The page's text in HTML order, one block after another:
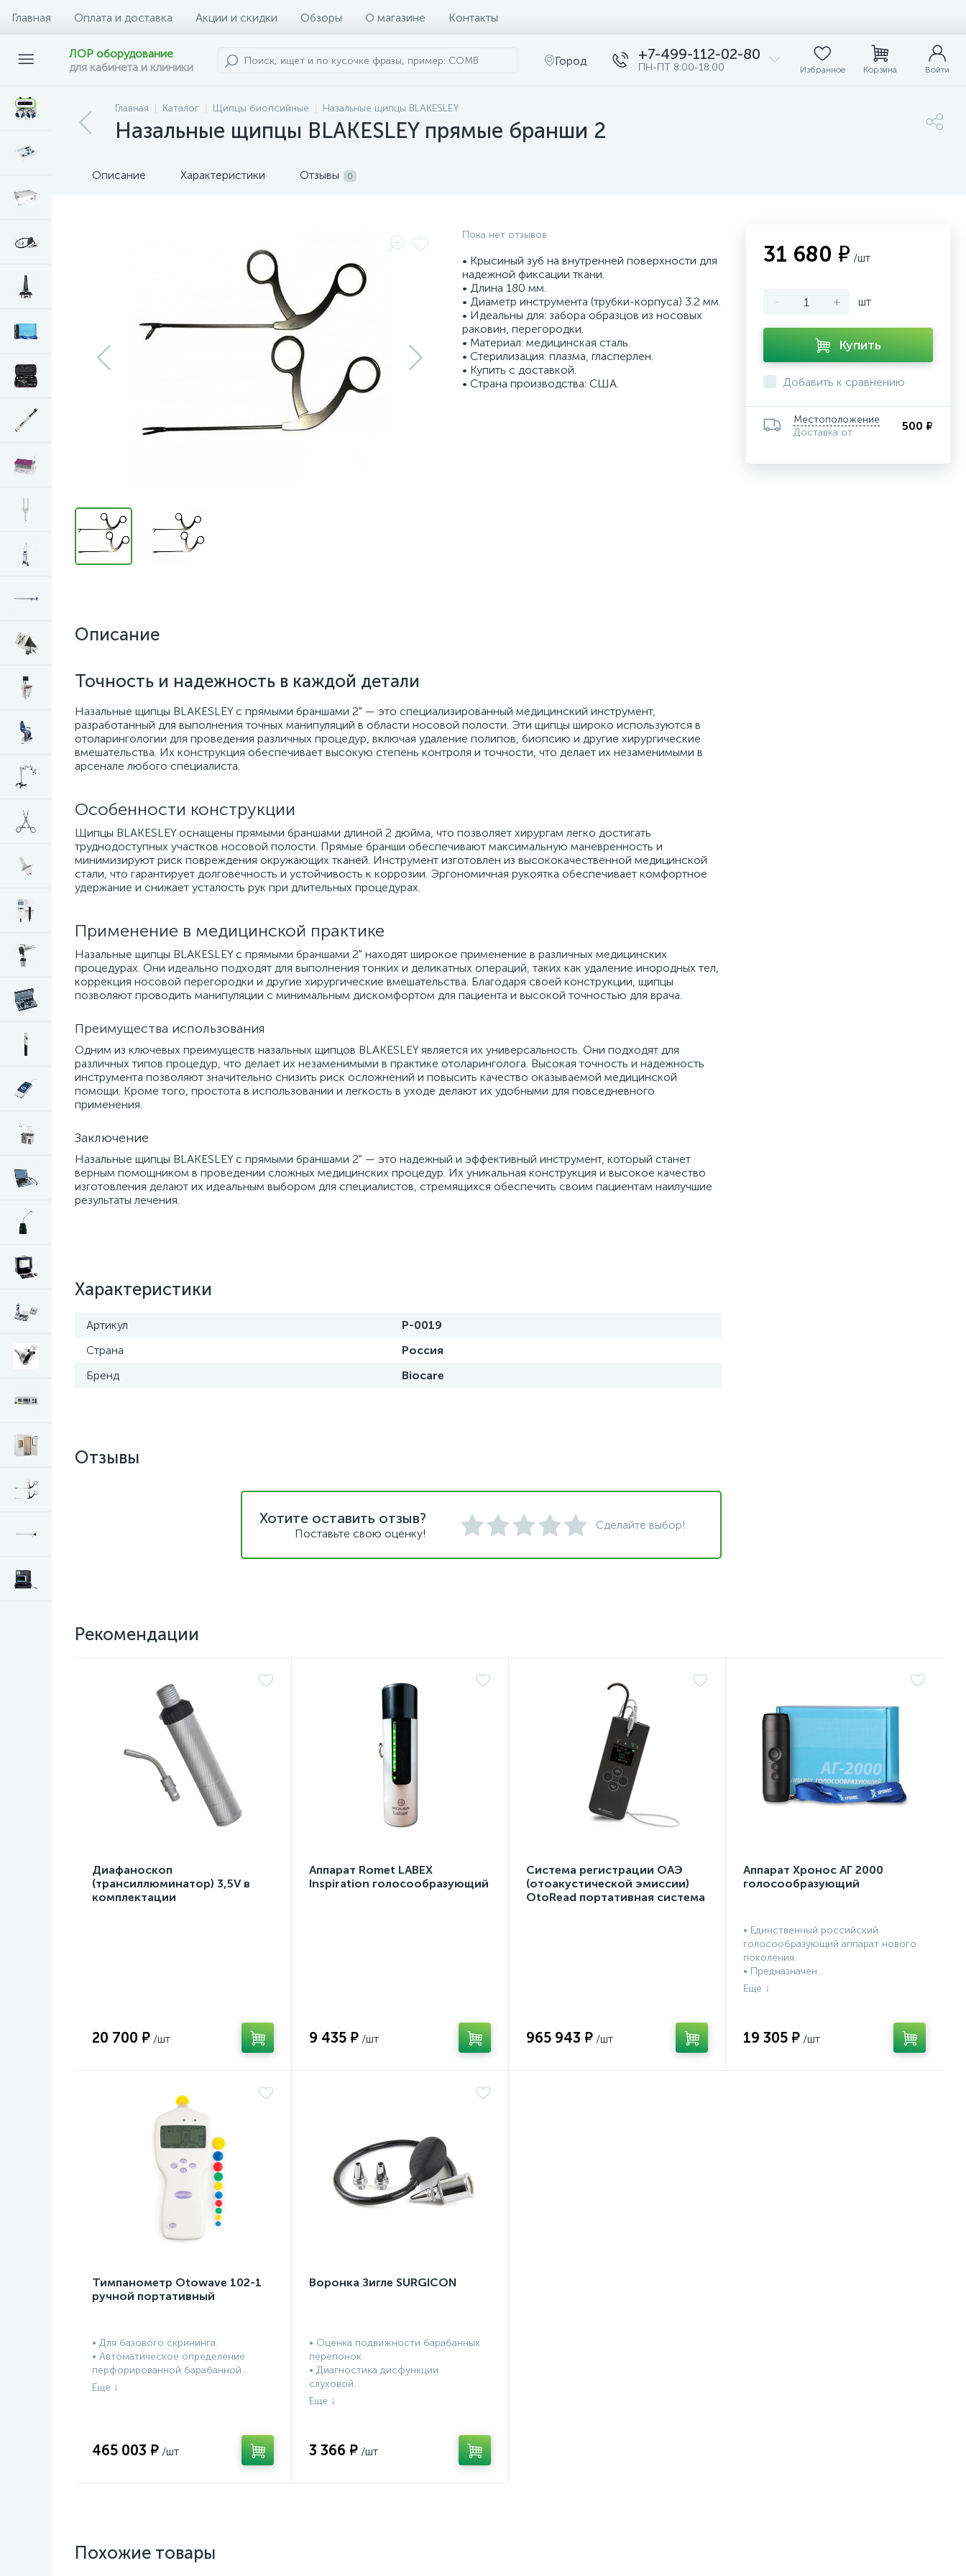
Главная Оплата и доставка Акции и скидки Обзоры О магазине Контакты
ЛОР оборудование
для кабинета и клиники
Город +7-499-112-02-80
ПН-ПТ 8:00-18:00 Избранное Корзина Войти
Главная Каталог Щипцы биопсийные Назальные щипцы BLAKESLEY
Назальные щипцы BLAKESLEY прямые бранши 2
Описание Характеристики Отзывы 0
Пока нет отзывов
• Крысиный зуб на внутренней поверхности для
надежной фиксации ткани.
• Длина 180 мм.
• Диаметр инструмента (трубки-корпуса) 3.2 мм.
• Идеальны для: забора образцов из носовых
раковин, перегородки.
• Материал: медицинская сталь.
• Стерилизация: плазма, гласперлен.
• Купить с доставкой.
• Страна производства: США.
Описание
Точность и надежность в каждой детали
Назальные щипцы BLAKESLEY с прямыми браншами 2" — это специализированный медицинский инструмент,
разработанный для выполнения точных манипуляций в области носовой полости. Эти щипцы широко используются в
отоларингологии для проведения различных процедур, включая удаление полипов, биопсию и другие хирургические
вмешательства. Их конструкция обеспечивает высокую степень контроля и точности, что делает их незаменимыми в
арсенале любого специалиста.
Особенности конструкции
Щипцы BLAKESLEY оснащены прямыми браншами длиной 2 дюйма, что позволяет хирургам легко достигать
труднодоступных участков носовой полости. Прямые бранши обеспечивают максимальную маневренность и
минимизируют риск повреждения окружающих тканей. Инструмент изготовлен из высококачественной медицинской
стали, что гарантирует долговечность и устойчивость к коррозии. Эргономичная рукоятка обеспечивает комфортное
удержание и снижает усталость рук при длительных процедурах.
Применение в медицинской практике
Назальные щипцы BLAKESLEY с прямыми браншами 2" находят широкое применение в различных медицинских
процедурах. Они идеально подходят для выполнения тонких и деликатных операций, таких как удаление инородных тел,
коррекция носовой перегородки и другие хирургические вмешательства. Благодаря своей конструкции, щипцы
позволяют проводить манипуляции с минимальным дискомфортом для пациента и высокой точностью для врача.
Преимущества использования
Одним из ключевых преимуществ назальных щипцов BLAKESLEY является их универсальность. Они подходят для
различных типов процедур, что делает их незаменимыми в практике отоларинголога. Высокая точность и надежность
инструмента позволяют значительно снизить риск осложнений и повысить качество оказываемой медицинской
помощи. Кроме того, простота в использовании и легкость в уходе делают их удобными для повседневного
применения.
Заключение
Назальные щипцы BLAKESLEY с прямыми браншами 2" — это надежный и эффективный инструмент, который станет
верным помощником в проведении сложных медицинских процедур. Их уникальная конструкция и высокое качество
изготовления делают их идеальным выбором для специалистов, стремящихся обеспечить своим пациентам наилучшие
результаты лечения.
Характеристики
Артикул
Р-0019
Страна
Россия
Бренд
Biocare
31 680 ₽ /шт
- + шт
Купить
Добавить к сравнению
Местоположение
Доставка от
500 ₽
Отзывы
Хотите оставить отзыв?
Поставьте свою оценку!
Сделайте выбор!
Рекомендации
Диафаноскоп
(трансиллюминатор) 3,5V в
комплектации
20 700 ₽
Аппарат Romet LABEX
Inspiration голосообразующий
9 435 ₽
Система регистрации ОАЭ
(отоакустической эмиссии)
OtoRead портативная система
965 943 ₽
Аппарат Хронос АГ 2000
голосообразующий
• Единственный российский
голосообразующий аппарат нового
поколения.
• Предназначен...
19 305 ₽
Тимпанометр Otowave 102-1
ручной портативный
• Для базового скрининга.
• Автоматическое определение
перфорированной барабанной...
465 003 ₽
Воронка Зигле SURGICON
• Оценка подвижности барабанных
перепонок.
• Диагностика дисфункции
слуховой...
3 366 ₽
Похожие товары